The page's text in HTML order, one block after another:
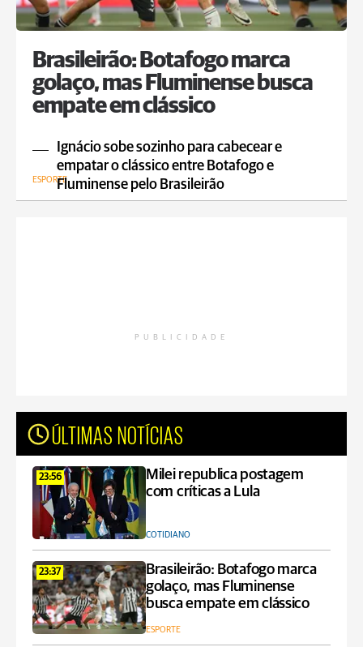
Brasileirão: Botafogo marca
golaço, mas Fluminense busca
empate em clássico
Ignácio sobe sozinho para cabecear e
empatar o clássico entre Botafogo e
Fluminense pelo Brasileirão
ESPORTE
PUBLICIDADE
ÚLTIMAS NOTÍCIAS
23:56
Milei republica postagem
com críticas a Lula
COTIDIANO
23:37
Brasileirão: Botafogo marca
golaço, mas Fluminense
busca empate em clássico
ESPORTE